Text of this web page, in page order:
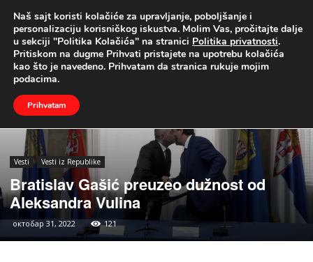
UŽIVO
Naslovna Vesti Vesti iz Republike
Vesti Vesti iz Republike
Bratislav Gašić preuzeo dužnost od
Aleksandra Vulina
октобар 31, 2022 121
Naš sajt koristi kolačiće za upravljanje, poboljšanje i
personalizaciju korisničkog iskustva. Molim Vas, pročitajte dalje
u sekciji "Politika Kolačića" na stranici Politika privatnosti.
Pritiskom na dugme Prihvati pristajete na upotrebu kolačića
kao što je navedeno. Prihvatam da stranica rukuje mojim
podacima.
Prihvatam